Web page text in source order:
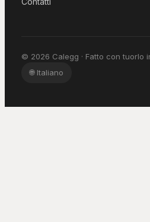
© 2026 Calegg · Fatto con
🌐 Italiano